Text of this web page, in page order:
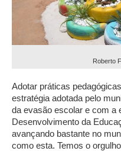
Roberto
Adotar práticas
estratégia adotada pelo
da evasão escolar e com a
Desenvolvimento da
avançando bastante no
como esta. Temos o